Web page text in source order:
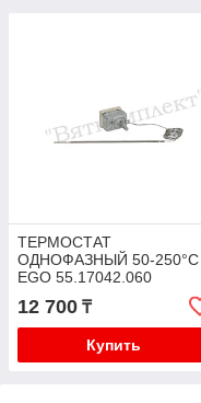
ТЕРМОСТАТ
ОДНОФАЗНЫЙ 50-250°C
EGO 55.17042.060
12 700 ₸
Купить